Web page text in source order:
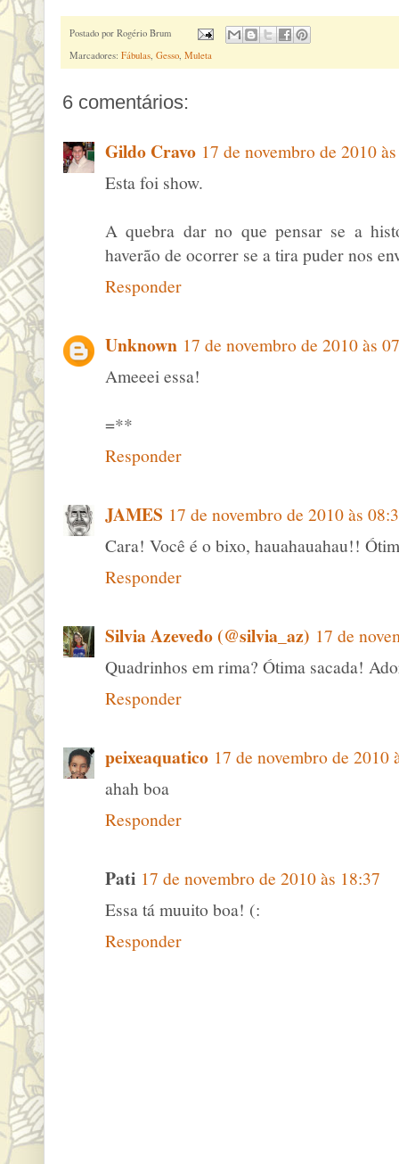
Postado por Rogério Brum
Marcadores: Fábulas, Gesso, Muleta
6 comentários:
Gildo Cravo 17 de novembro de 2010
Esta foi show.
A quebra dar no que pensar se a
haverão de ocorrer se a tira puder nos
Responder
Unknown 17 de novembro de 2010 às
Ameeei essa!
=**
Responder
JAMES 17 de novembro de 2010 às
Cara! Você é o bixo, hauahauahau!!
Responder
Silvia Azevedo (@silvia_az) 17 de
Quadrinhos em rima? Ótima sacada!
Responder
peixeaquatico 17 de novembro de 2010
ahah boa
Responder
Pati 17 de novembro de 2010 às 18:37
Essa tá muuito boa! (:
Responder